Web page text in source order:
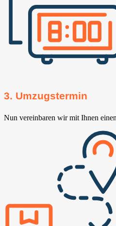
3. Umzugstermin
Nun vereinbaren wir mit Ihnen